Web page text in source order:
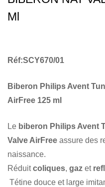
Ml
Réf:SCY670/01
Biberon Philips Avent
AirFree 125 ml
Le biberon Philips Avent
Valve AirFree assure des
naissance.
Réduitcoliques, gaz et
Tétine douce et large